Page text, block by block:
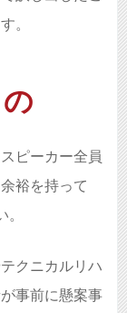
。
ピーカー全員
裕を持って
クニカルリハ
事前に懸案事